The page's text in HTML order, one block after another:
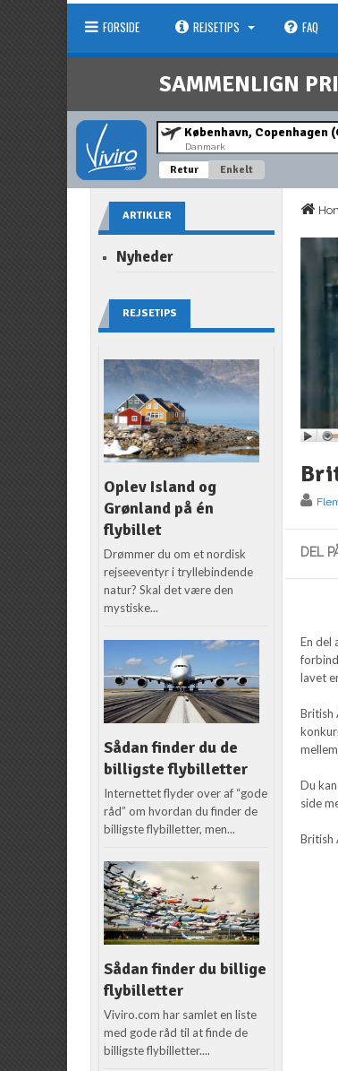
FORSIDE REJSETIPS FAQ
SAMMENLIGN
Danmark
Retur Enkelt
DEL
En del
lavet
British
Du
side
British
ARTIKLER
Nyheder
REJSETIPS
Oplev Island og
Grønland på én
flybillet
Drømmer du om et nordisk
rejseeventyr i tryllebindende
natur? Skal det være den
mystiske...
Sådan finder du de
billigste flybilletter
Internettet flyder over af “gode
råd” om hvordan du finder de
billigste flybilletter, men...
Sådan finder du billige
flybilletter
Viviro.com har samlet en liste
med gode råd til at finde de
billigste flybilletter....